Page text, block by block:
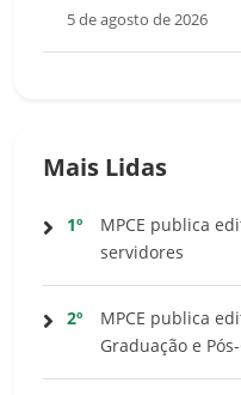
5 de agosto de 2026
Mais Lidas
1º
MPCE publica
servidores
2º
MPCE publica
Graduação e